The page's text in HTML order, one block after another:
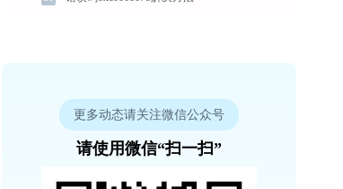
更多动态请关注微信公众号
请使用微信“扫一扫”